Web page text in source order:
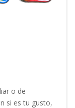
o de
si es tu gusto,